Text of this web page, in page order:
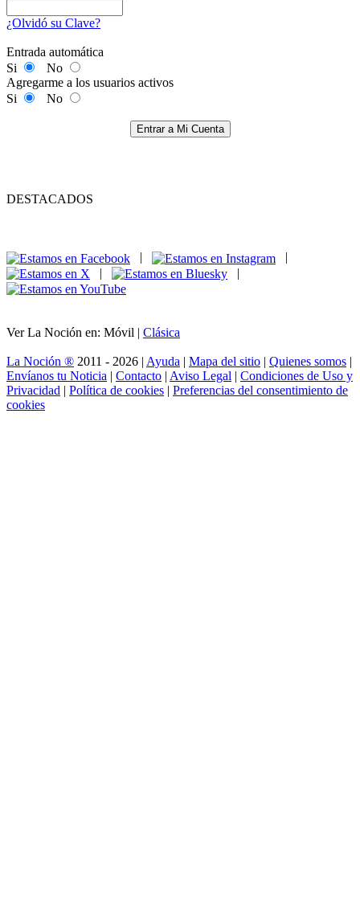
¿Olvidó su Clave?
Entrada automática
Si
No
Agregarme a los usuarios activos
Si
No
Entrar a Mi Cuenta
DESTACADOS
|
|
Ver La Noción en: Móvil | Clásica
La Noción ® 2011 - 2026 | Ayuda | Mapa del sitio | Quienes somos |
Envíanos tu Noticia | Contacto | Aviso Legal | Condiciones de Uso y
Privacidad | Política de cookies | Preferencias del consentimiento de
cookies